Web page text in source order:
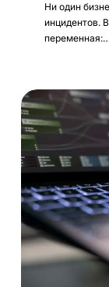
Ни один
инцидентов.
VDI
и
виртуальные
рабочие
места:
что
это
и
как
работает